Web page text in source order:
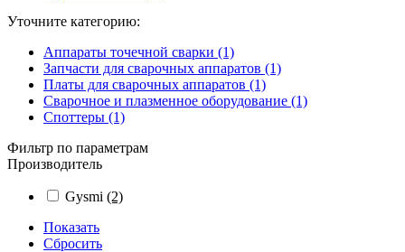
Уточните категорию:
Аппараты точечной сварки (1)
Запчасти для сварочных аппаратов (1)
Платы для сварочных аппаратов (1)
Сварочное и плазменное оборудование (1)
Споттеры (1)
Фильтр по параметрам
Производитель
Gysmi (2)
Показать
Сбросить